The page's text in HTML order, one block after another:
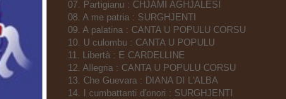
07. Partigianu : CHJAMI AGHJALESI
08. A me patria : SURGHJENTI
09. A palatina : CANTA U POPULU CORSU
10. U culombu : CANTA U POPULU
11. Libertà : E CARDELLINE
12. Allegria : CANTA U POPULU CORSU
13. Che Guevara : DIANA DI L'ALBA
14. I cumbattanti d'onori : SURGHJENTI